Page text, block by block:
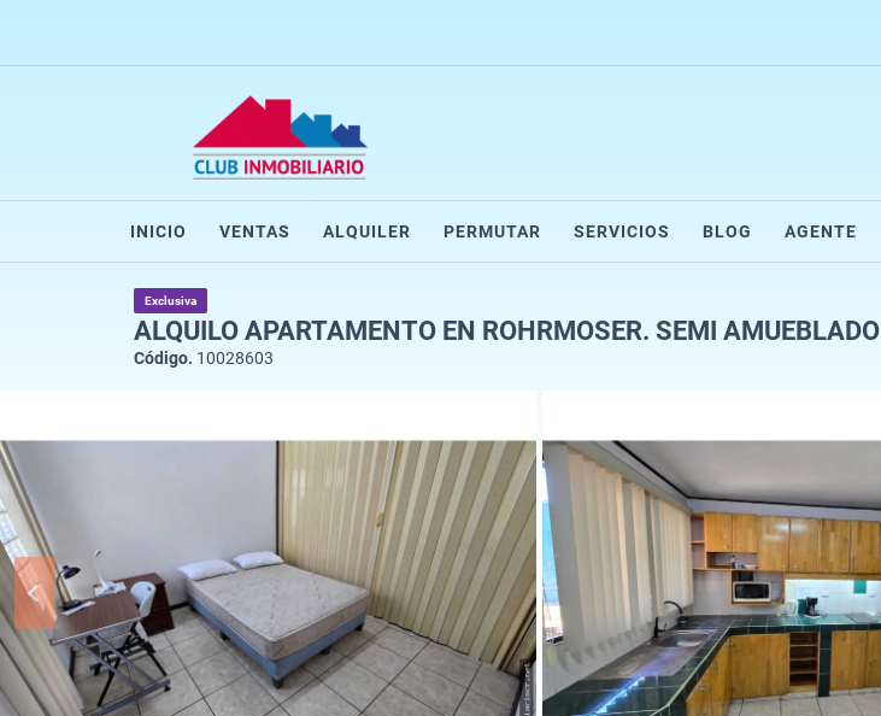
INICIO VENTAS ALQUILER PERMUTAR SERVICIOS BLOG AGENTE
Exclusiva
ALQUILO APARTAMENTO EN ROHRMOSER. SEMI AMUEBLADO
Código. 10028603